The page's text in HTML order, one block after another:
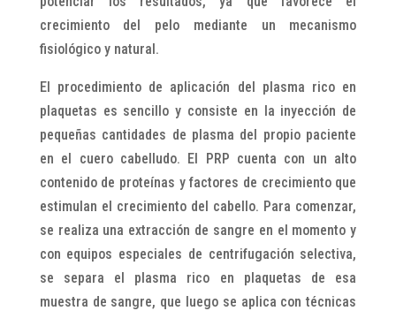
crecimiento del pelo mediante un mecanismo
fisiológico y natural.
El procedimiento de aplicación del plasma rico en
plaquetas es sencillo y consiste en la inyección de
pequeñas cantidades de plasma del propio paciente
en el cuero cabelludo. El PRP cuenta con un alto
contenido de proteínas y factores de crecimiento que
estimulan el crecimiento del cabello. Para comenzar,
se realiza una extracción de sangre en el momento y
con equipos especiales de centrifugación selectiva,
se separa el plasma rico en plaquetas de esa
muestra de sangre, que luego se aplica con técnicas